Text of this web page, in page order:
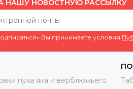
НАШУ НОВОСТНУЮ РАССЫЛКУ
Вы принимаете условия
пуха яка и верблюжьего